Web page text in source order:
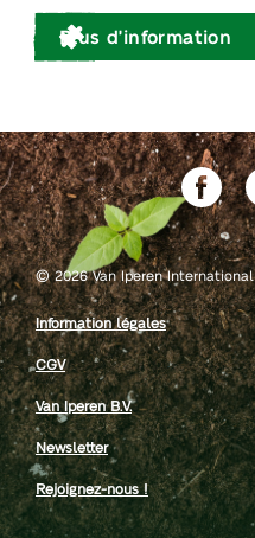
Plus d'information
©2026 Van Iperen International
Information légales
CGV
Van Iperen B.V.
Newsletter
Rejoignez-nous !